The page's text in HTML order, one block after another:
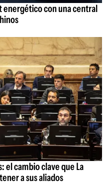
energético con una central
el cambio clave que La
a sus aliados